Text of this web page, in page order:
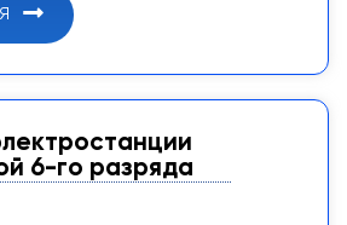
6-го разряда